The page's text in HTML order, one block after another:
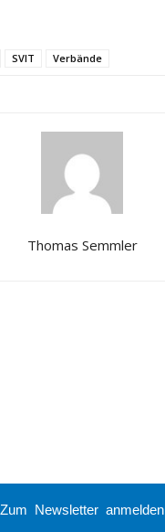
SVIT Verbände
Thomas Semmler
Zum Newsletter anmelden